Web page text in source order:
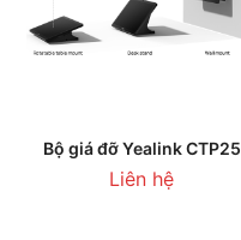
Bộ giá đỡ Yealink CTP25
Liên hệ